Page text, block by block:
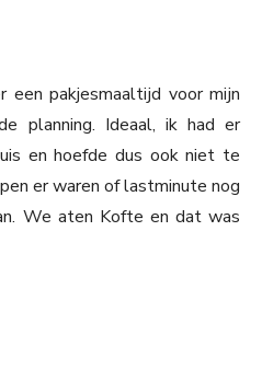
een pakjesmaaltijd voor mijn
planning. Ideaal, ik had er
en hoefde dus ook niet te
er waren of lastminute nog
We aten Kofte en dat was